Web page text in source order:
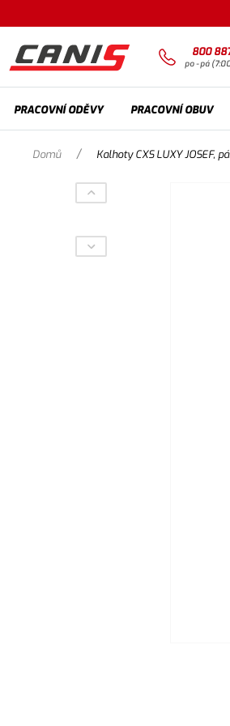
800
po - pá
PRACOVNÍ ODĚVY PRACOVNÍ OBUV
Domů / Kalhoty CXS LUXY JOSEF,